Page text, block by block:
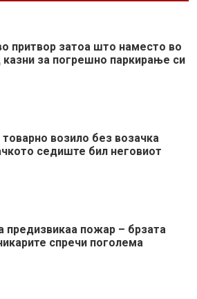
притвор затоа што наместо во
казни за погрешно паркирање си
возило без возачка
седиште бил неговиот
предизвикаа пожар – брзата
спречи поголема